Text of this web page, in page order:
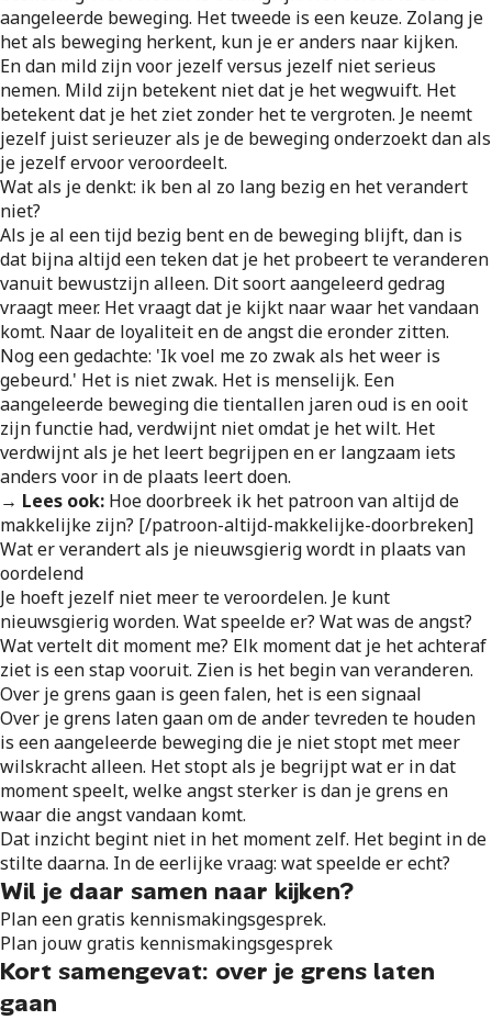
aangeleerde beweging. Het tweede is een keuze. Zolang je
het als beweging herkent, kun je er anders naar kijken.
En dan mild zijn voor jezelf versus jezelf niet serieus
nemen. Mild zijn betekent niet dat je het wegwuift. Het
betekent dat je het ziet zonder het te vergroten. Je neemt
jezelf juist serieuzer als je de beweging onderzoekt dan als
je jezelf ervoor veroordeelt.
Wat als je denkt: ik ben al zo lang bezig en het verandert
niet?
Als je al een tijd bezig bent en de beweging blijft, dan is
dat bijna altijd een teken dat je het probeert te veranderen
vanuit bewustzijn alleen. Dit soort aangeleerd gedrag
vraagt meer. Het vraagt dat je kijkt naar waar het vandaan
komt. Naar de loyaliteit en de angst die eronder zitten.
Nog een gedachte: 'Ik voel me zo zwak als het weer is
gebeurd.' Het is niet zwak. Het is menselijk. Een
aangeleerde beweging die tientallen jaren oud is en ooit
zijn functie had, verdwijnt niet omdat je het wilt. Het
verdwijnt als je het leert begrijpen en er langzaam iets
anders voor in de plaats leert doen.
→ Lees ook: Hoe doorbreek ik het patroon van altijd de
makkelijke zijn? [/patroon-altijd-makkelijke-doorbreken]
Wat er verandert als je nieuwsgierig wordt in plaats van
oordelend
Je hoeft jezelf niet meer te veroordelen. Je kunt
nieuwsgierig worden. Wat speelde er? Wat was de angst?
Wat vertelt dit moment me? Elk moment dat je het achteraf
ziet is een stap vooruit. Zien is het begin van veranderen.
Over je grens gaan is geen falen, het is een signaal
Over je grens laten gaan om de ander tevreden te houden
is een aangeleerde beweging die je niet stopt met meer
wilskracht alleen. Het stopt als je begrijpt wat er in dat
moment speelt, welke angst sterker is dan je grens en
waar die angst vandaan komt.
Dat inzicht begint niet in het moment zelf. Het begint in de
stilte daarna. In de eerlijke vraag: wat speelde er echt?
Wil je daar samen naar kijken?
Plan een gratis kennismakingsgesprek.
Plan jouw gratis kennismakingsgesprek
Kort samengevat: over je grens laten
gaan